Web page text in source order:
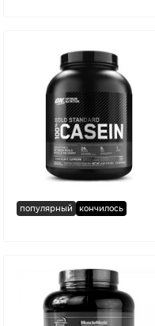
популярный кончилось